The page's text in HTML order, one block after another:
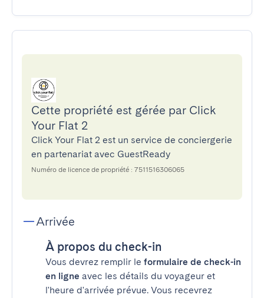
Cette propriété est gérée par Click
Your Flat 2
Click Your Flat 2 est un service de conciergerie
en partenariat avec GuestReady
Numéro de licence de propriété : 7511516306065
Arrivée
À propos du check-in
Vous devrez remplir le formulaire de check-in
en ligne avec les détails du voyageur et
l'heure d'arrivée prévue. Vous recevrez